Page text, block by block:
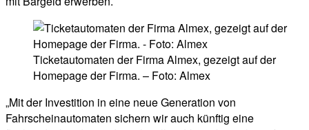
Ticketautomaten der Firma Almex, gezeigt auf der
Homepage der Firma. – Foto: Almex
„Mit der Investition in eine neue Generation von
Fahrscheinautomaten sichern wir auch künftig eine